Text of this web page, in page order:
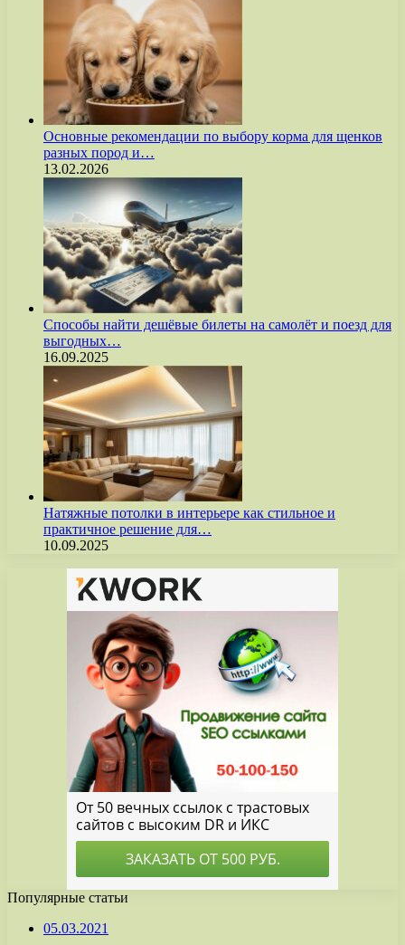
Основные рекомендации по выбору корма для щенков
разных пород и…
13.02.2026
Способы найти дешёвые билеты на самолёт и поезд для
выгодных…
16.09.2025
Натяжные потолки в интерьере как стильное и
практичное решение для…
10.09.2025
Популярные статьи
05.03.2021